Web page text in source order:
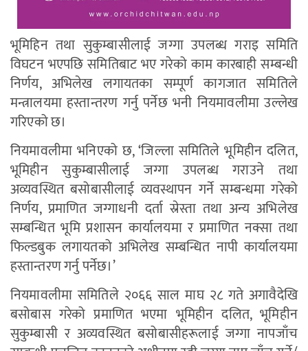
भूमिहिन तथा सुकुम्बासीलाई जग्गा उपलब्ध गराइ समिति
विघटन भएपछि समितिबाट भए गरेको काम कारबाही सम्बन्धी
निर्णय, अभिलेख लगायतका सम्पूर्ण कागजात समितिले
मन्त्रालयमा हस्तान्तरण गर्नु पर्नेछ भनी नियमावलीमा उल्लेख
गरिएको छ।
नियमावलीमा भनिएको छ, ‘जिल्ला समितिले भूमिहीन दलित,
भूमिहीन सुकुम्बासीलाई जग्गा उपलब्ध गराउने तथा
अव्यवस्थित बसोबासीलाई व्यवस्थापन गर्ने सम्बन्धमा गरेको
निर्णय, प्रमाणित जग्गाधनी दर्ता स्रेस्ता तथा अन्य अभिलेख
सम्बन्धित भूमि प्रशासन कार्यालयमा र प्रमाणित नक्सा तथा
फिल्डबुक लगायतको अभिलेख सम्बन्धित नापी कार्यालयमा
हस्तान्तरण गर्नु पर्नेछ।’
नियमावलीमा समितिले २०६६ साल माघ २८ गते अगावैदेखि
बसोबास गरेको प्रमाणित भएमा भूमिहीन दलित, भूमिहीन
सुकुम्बासी र अव्यवस्थित बसोबासीहरूलाई जग्गा नापजाँच